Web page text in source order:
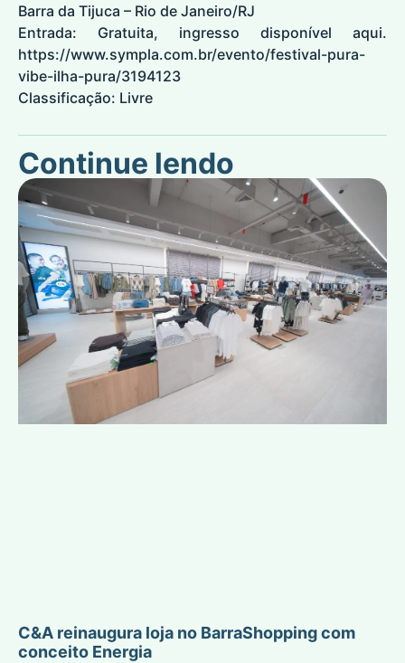
Barra da Tijuca – Rio de Janeiro/RJ
Entrada: Gratuita, ingresso disponível aqui.
https://www.sympla.com.br/evento/festival-pura-
vibe-ilha-pura/3194123
Classificação: Livre
Continue lendo
C&A reinaugura loja no BarraShopping com
conceito Energia